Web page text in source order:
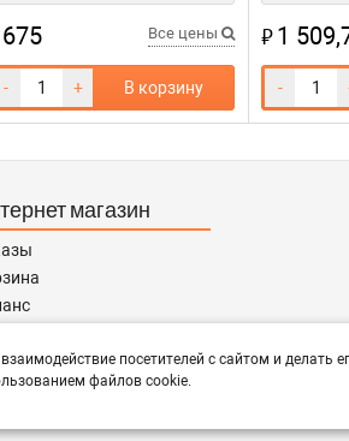
675 Все цены
- + В корзину
₽1
-
магазин
брендов
по Маркам
посетителей с сайтом и делать
файлов cookie.